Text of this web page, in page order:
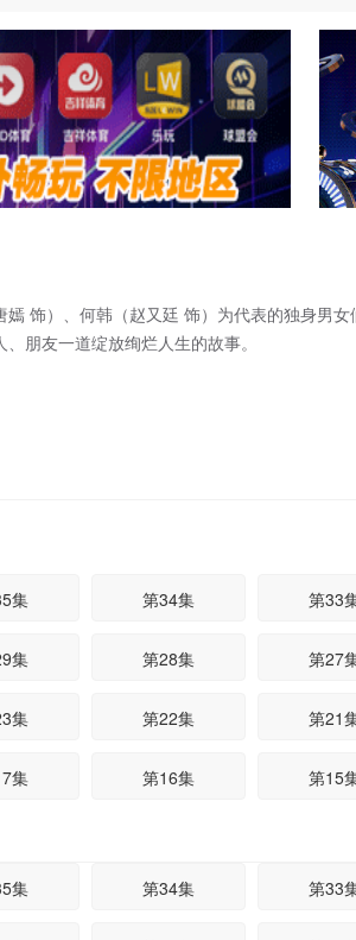
饰）、何韩（赵又廷 饰）为代表的独身男
朋友一道绽放绚烂人生的故事。
集 第34集 第33
集 第28集 第27
集 第22集 第21
集 第16集 第15
集 第04集 第03
集 第34集 第33